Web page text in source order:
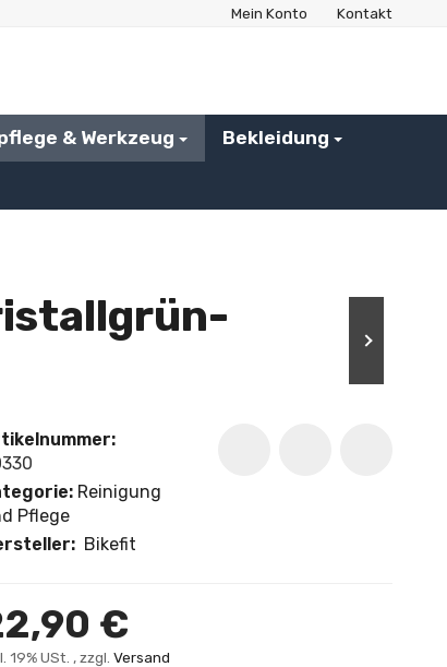
Mein Konto Kontakt
& Werkzeug Bekleidung
Reinigung
Pflege
Bikefit
€
19% USt. , zzgl.Versand